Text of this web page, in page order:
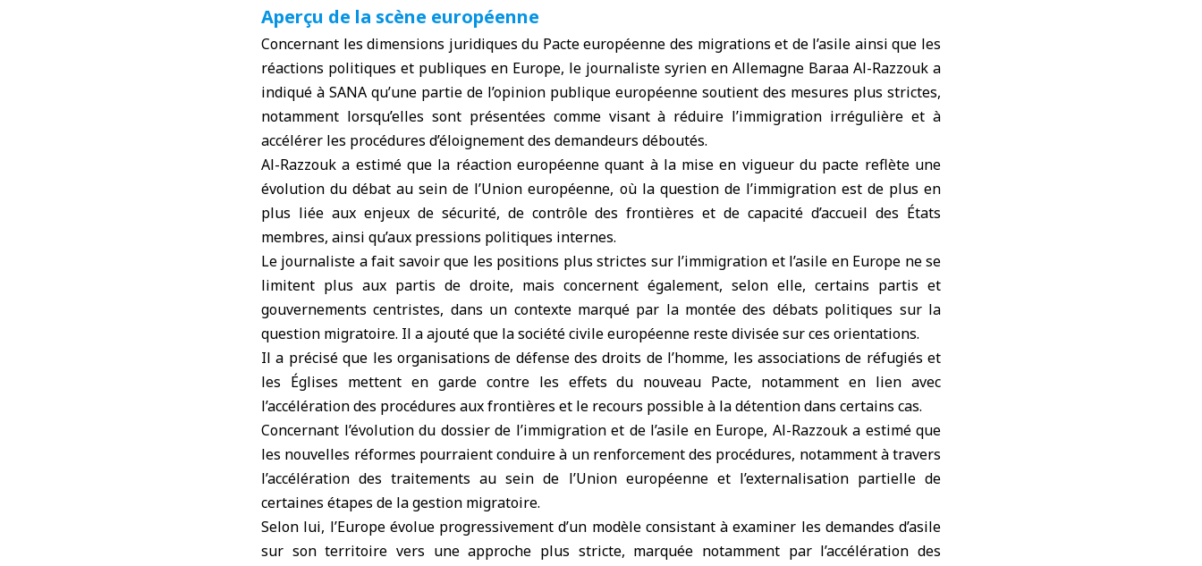
Aperçu de la scène européenne
Concernant les dimensions juridiques du Pacte européenne des migrations et de l’asile ainsi que les
réactions politiques et publiques en Europe, le journaliste syrien en Allemagne Baraa Al-Razzouk a
indiqué à SANA qu’une partie de l’opinion publique européenne soutient des mesures plus strictes,
notamment lorsqu’elles sont présentées comme visant à réduire l’immigration irrégulière et à
accélérer les procédures d’éloignement des demandeurs déboutés.
Al-Razzouk a estimé que la réaction européenne quant à la mise en vigueur du pacte reflète une
évolution du débat au sein de l’Union européenne, où la question de l’immigration est de plus en
plus liée aux enjeux de sécurité, de contrôle des frontières et de capacité d’accueil des États
membres, ainsi qu’aux pressions politiques internes.
Le journaliste a fait savoir que les positions plus strictes sur l’immigration et l’asile en Europe ne se
limitent plus aux partis de droite, mais concernent également, selon elle, certains partis et
gouvernements centristes, dans un contexte marqué par la montée des débats politiques sur la
question migratoire. Il a ajouté que la société civile européenne reste divisée sur ces orientations.
Il a précisé que les organisations de défense des droits de l’homme, les associations de réfugiés et
les Églises mettent en garde contre les effets du nouveau Pacte, notamment en lien avec
l’accélération des procédures aux frontières et le recours possible à la détention dans certains cas.
Concernant l’évolution du dossier de l’immigration et de l’asile en Europe, Al-Razzouk a estimé que
les nouvelles réformes pourraient conduire à un renforcement des procédures, notamment à travers
l’accélération des traitements au sein de l’Union européenne et l’externalisation partielle de
certaines étapes de la gestion migratoire.
Selon lui, l’Europe évolue progressivement d’un modèle consistant à examiner les demandes d’asile
sur son territoire vers une approche plus stricte, marquée notamment par l’accélération des